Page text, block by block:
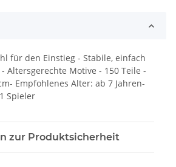
für den Einstieg - Stabile, einfach
Altersgerechte Motive - 150 Teile -
Empfohlenes Alter: ab 7 Jahren-
Spieler
zur Produktsicherheit